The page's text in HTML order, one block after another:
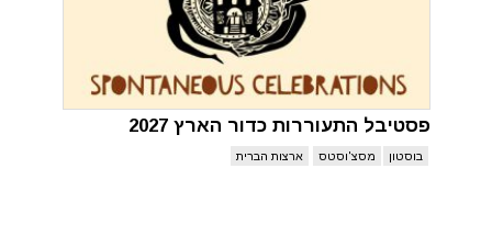
פסטיבל התעוררות כדור הארץ 2027
בוסטון מסצ'וסטס ארצות הברית